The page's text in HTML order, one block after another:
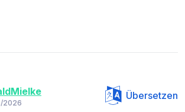
2026
Übersetzen